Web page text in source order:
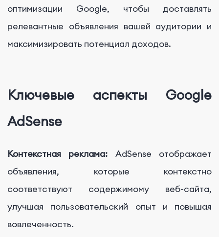
оптимизации Google, чтобы доставлять
релевантные объявления вашей аудитории и
максимизировать потенциал доходов.
Ключевые аспекты Google
AdSense
Контекстная реклама: AdSense отображает
объявления, которые контекстно
соответствуют содержимому веб-сайта,
улучшая пользовательский опыт и повышая
вовлеченность.